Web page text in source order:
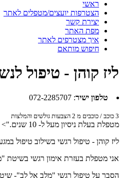
ראשי
הצטרפות יועצים/מטפלים לאתר
יצירת קשר
מפת האתר
איך מצטרפים לאתר
חיפוש מותאם
ליז קוהן - טיפול
טלפון ישיר:
072-2285707
3 כוכב / כוכבים מ 2 הצבעות גולשים והמלצות
מטפלת בעלת ניסיון מעל ל- 10 שנים.">
ליז קוהן - טיפול רגשי בשילוב טיפול
אני מטפלת בעזרת אימון רגשי בשיטת
הסבר על טיפול רגשי "מלב אל לב"-